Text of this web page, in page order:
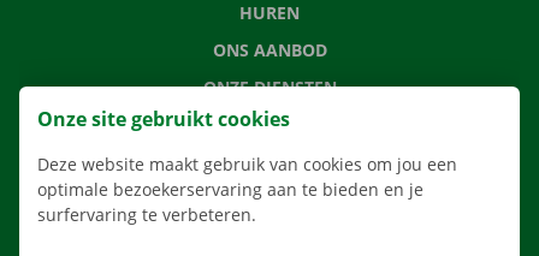
HUREN
ONS AANBOD
ONZE DIENSTEN
LOCATIES
APP
VERHUISOPLOSSINGEN
Onze site gebruikt cookies
Deze website maakt gebruik van cookies om jou een
optimale bezoekerservaring aan te bieden en je
surfervaring te verbeteren.